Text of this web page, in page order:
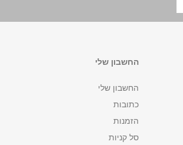
החשבון שלי
החשבון שלי
כתובות
הזמנות
סל קניות